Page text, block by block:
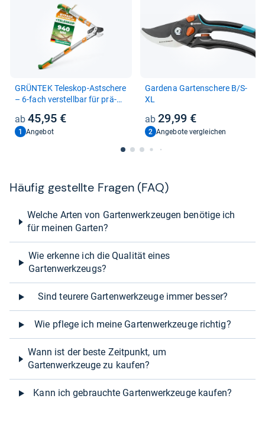
GRÜN­TEK Tele­skop-​Ast­schere
– 6-​fach ver­stell­bar für prä­
45,95 €
1 Angebot
Gar­dena Gar­ten­schere B/S-​
XL
29,99 €
2 Angebote vergleichen
Häu­fig gestellte Fra­gen (FAQ)
Welche Arten von Gartenwerkzeugen benötige ich
für meinen Garten?
Wie erkenne ich die Qualität eines
Gartenwerkzeugs?
Sind teurere Gartenwerkzeuge immer besser?
Wie pflege ich meine Gartenwerkzeuge richtig?
Wann ist der beste Zeitpunkt, um
Gartenwerkzeuge zu kaufen?
Kann ich gebrauchte Gartenwerkzeuge kaufen?